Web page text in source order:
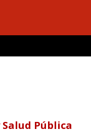
Pública